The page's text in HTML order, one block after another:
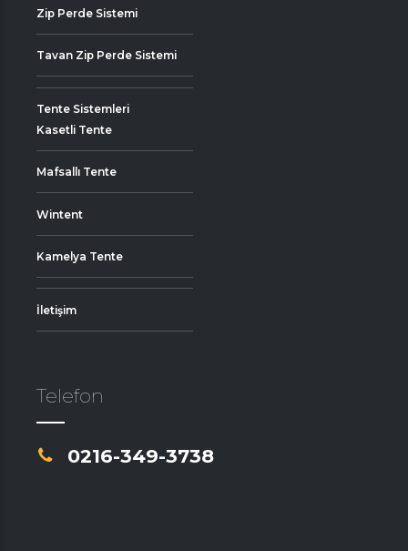
Zip Perde Sistemi
Tavan Zip Perde Sistemi
Tente Sistemleri
Kasetli Tente
Mafsallı Tente
Wintent
Kamelya Tente
İletişim
Telefon
0216-349-3738